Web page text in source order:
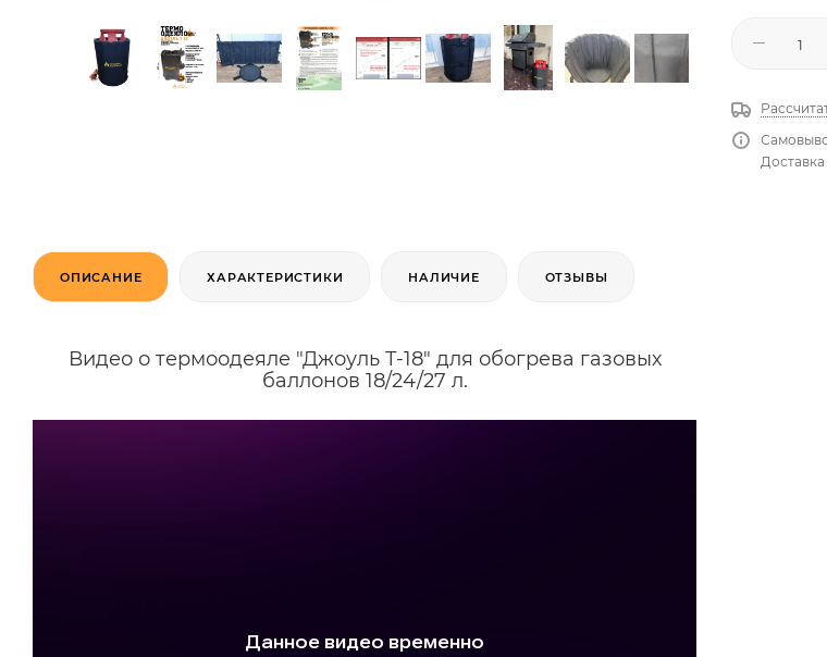
Доставка
ОПИСАНИЕ ХАРАКТЕРИСТИКИ НАЛИЧИЕ ОТЗЫВЫ
Видео о термоодеяле "Джоуль Т-18" для обогрева газовых
баллонов 18/24/27 л.